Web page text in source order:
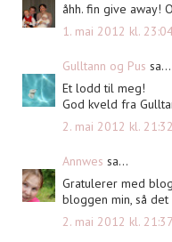
åhh. fin give away!
1. mai 2012 kl.
Gulltann og Pus sa...
Et lodd til meg!
God kveld fra
2. mai 2012 kl. 21:32
Annwes sa...
Gratulerer med
bloggen min, så
2. mai 2012 kl. 21:37